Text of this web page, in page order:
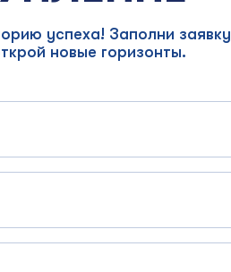
успеха! Заполни
новые горизонты.